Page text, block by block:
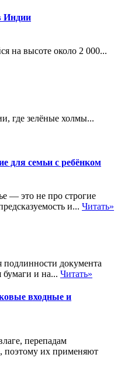
Индии
на высоте около 2 000...
где зелёные холмы...
для семьи с ребёнком
— это не про строгие
и... Читать»
подлинности документа
бумаги и на... Читать»
входные и
перепадам
поэтому их применяют